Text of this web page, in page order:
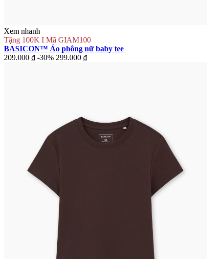
Xem nhanh
Tặng 100K I Mã GIAM100
BASICON™ Áo phông nữ baby tee
209.000 ₫ -30% 299.000 ₫